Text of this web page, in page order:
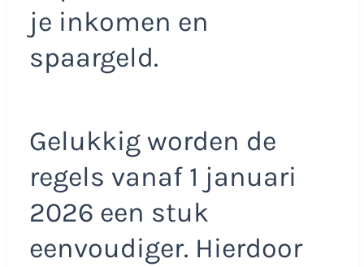
je inkomen en
spaargeld.
Gelukkig worden de
regels vanaf 1 januari
2026 een stuk
eenvoudiger. Hierdoor